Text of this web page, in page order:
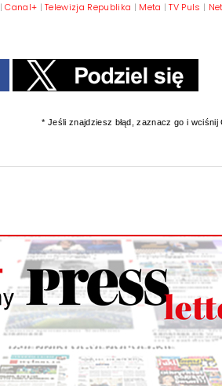
|Canal+ |Telewizja Republika | Meta |TV Puls |
* Jeśli znajdziesz błąd, zaznacz go i wciśnij